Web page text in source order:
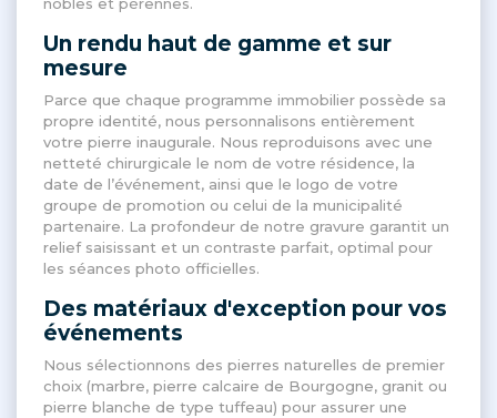
Un rendu haut de gamme et sur
mesure
Parce que chaque programme immobilier possède sa
propre identité, nous personnalisons entièrement
votre pierre inaugurale. Nous reproduisons avec une
netteté chirurgicale le nom de votre résidence, la
date de l’événement, ainsi que le logo de votre
groupe de promotion ou celui de la municipalité
partenaire. La profondeur de notre gravure garantit un
relief saisissant et un contraste parfait, optimal pour
les séances photo officielles.
Des matériaux d'exception pour vos
événements
Nous sélectionnons des pierres naturelles de premier
choix (marbre, pierre calcaire de Bourgogne, granit ou
pierre blanche de type tuffeau) pour assurer une